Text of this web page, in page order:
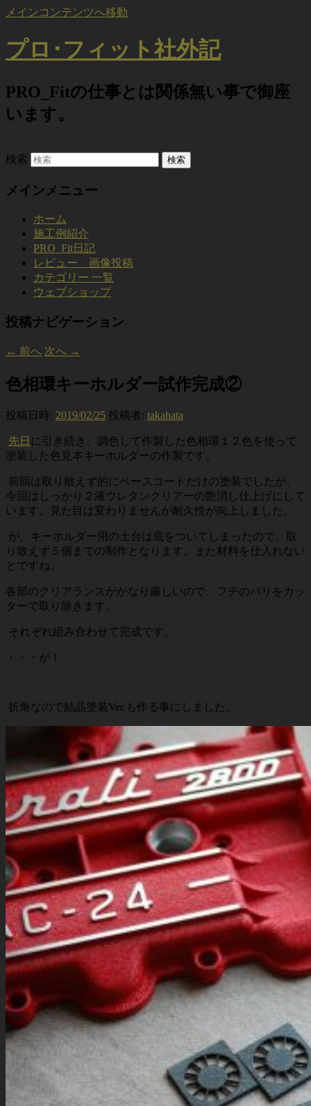
メインコンテンツへ移動
プロ･フィット社外記
PRO_Fitの仕事とは関係無い事で御座
います。
検索
メインメニュー
ホーム
施工例紹介
PRO_Fit日記
レビュー 画像投稿
カテゴリー 一覧
ウェブショップ
投稿ナビゲーション
← 前へ 次へ →
色相環キーホルダー試作完成②
投稿日時: 2019/02/25 投稿者: takahata
先日 に引き続き、調色して作製した色相環１２色を使って
塗装した色見本キーホルダーの作製です。
前回は取り敢えず的にベースコートだけの塗装でしたが、
今回はしっかり２液ウレタンクリアーの艶消し仕上げにして
います。見た目は変わりませんが耐久性が向上しました。
が、キーホルダー用の土台は底をついてしまったので、取
り敢えず５個までの制作となります。また材料を仕入れない
とですね。
各部のクリアランスがかなり厳しいので、フチのバリをカッ
ターで取り除きます。
それぞれ組み合わせて完成です。
・・・が！
折角なので結晶塗装Ver.も作る事にしました。